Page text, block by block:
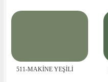
511-MAKİNE YEŞİLİ